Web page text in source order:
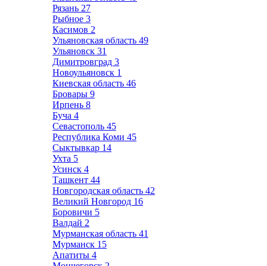
Рязань 27
Рыбное 3
Касимов 2
Ульяновская область 49
Ульяновск 31
Димитровград 3
Новоульяновск 1
Киевская область 46
Бровары 9
Ирпень 8
Буча 4
Севастополь 45
Республика Коми 45
Сыктывкар 14
Ухта 5
Усинск 4
Ташкент 44
Новгородская область 42
Великий Новгород 16
Боровичи 5
Валдай 2
Мурманская область 41
Мурманск 15
Апатиты 4